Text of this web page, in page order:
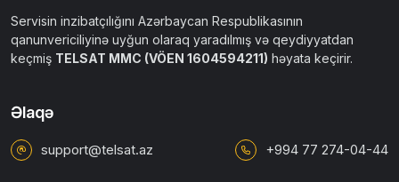
Servisin inzibatçılığını Azərbaycan Respublikasının
qanunvericiliyinə uyğun olaraq yaradılmış və qeydiyyatdan
keçmiş TELSAT MMC (VÖEN 1604594211) həyata keçirir.
Əlaqə
support@telsat.az +994 77 274-04-44